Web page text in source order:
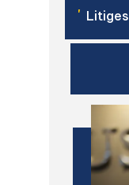
'